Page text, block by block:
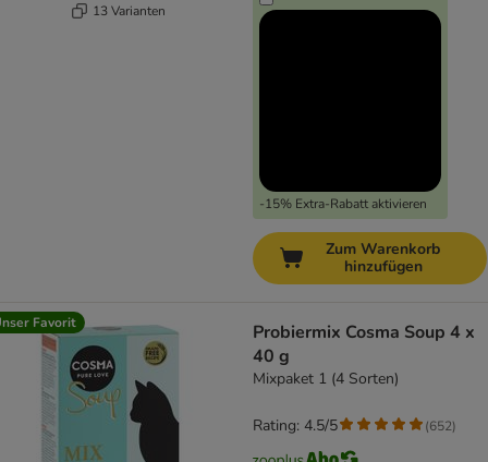
13 Varianten
-15% Extra-Rabatt aktivieren
Zum Warenkorb
hinzufügen
Favorit
Probiermix Cosma Soup 4 x
40 g
Mixpaket 1 (4 Sorten)
Rating: 4.5/5 (652)